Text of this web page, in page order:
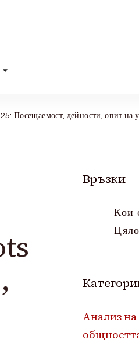
Посещаемост, дейности, опит на
Връзки
Кои
Анализ